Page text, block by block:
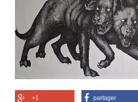
+1 partager